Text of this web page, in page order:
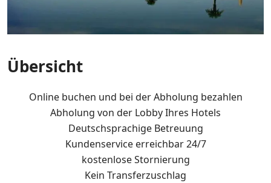
Übersicht
Online buchen und bei der Abholung bezahlen
Abholung von der Lobby Ihres Hotels
Deutschsprachige Betreuung
Kundenservice erreichbar 24/7
kostenlose Stornierung
Kein Transferzuschlag